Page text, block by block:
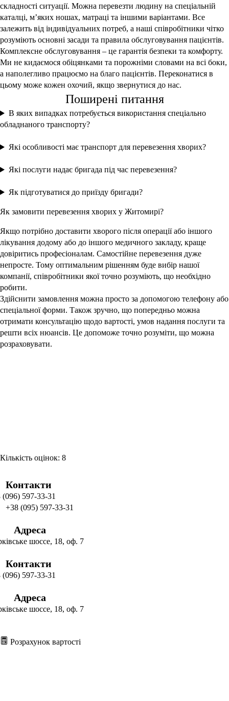
складності ситуації. Можна перевезти людину на спеціальній
каталці, м’яких ношах, матраці та іншими варіантами. Все
залежить від індивідуальних потреб, а наші співробітники чітко
розуміють основні засади та правила обслуговування пацієнтів.
Комплексне обслуговування – це гарантія безпеки та комфорту.
Ми не кидаємося обіцянками та порожніми словами на всі боки,
а наполегливо працюємо на благо пацієнтів. Переконатися в
цьому може кожен охочий, якщо звернутися до нас.
Поширені питання
В яких випадках потребується використання спеціально
обладнаного транспорту?
Які особливості має транспорт для перевезення хворих?
Які послуги надає бригада під час перевезення?
Як підготуватися до приїзду бригади?
Як замовити перевезення хворих у Житомирі?
Якщо потрібно доставити хворого після операції або іншого
лікування додому або до іншого медичного закладу, краще
довіритись професіоналам. Самостійне перевезення дуже
непросте. Тому оптимальним рішенням буде вибір нашої
компанії, співробітники якої точно розуміють, що необхідно
робити.
Здійснити замовлення можна просто за допомогою телефону або
спеціальної форми. Також зручно, що попередньо можна
отримати консультацію щодо вартості, умов надання послуги та
решти всіх нюансів. Це допоможе точно розуміти, що можна
розраховувати.
Кількість оцінок: 8
Контакти
(096) 597-33-31
+38 (095) 597-33-31
Адреса
шоссе, 18, оф. 7
Контакти
(096) 597-33-31
Адреса
шоссе, 18, оф. 7
Розрахунок вартості